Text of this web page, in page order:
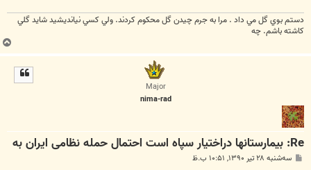
دستم بوي گل مي داد . مرا به جرم چيدن گل محكوم كردند. ولي كسي نيانديشيد شايد گلي
كاشته باشم. چه
Major
nima-rad
Re: بیمارستانها دراختیار سپاه است احتمال حمله نظامی ایران به
سه‌شنبه ۲۸ تیر ۱۳۹۰, ۱۰:۵۱ ب.ظ